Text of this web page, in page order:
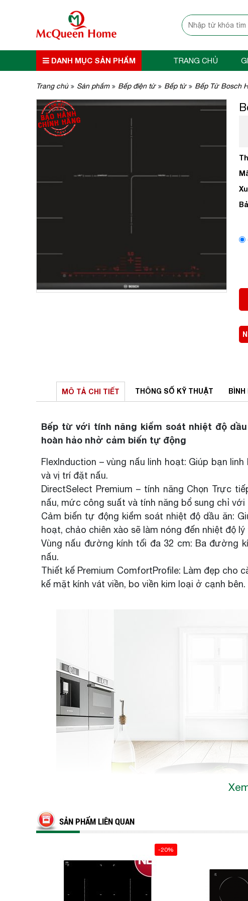
DANH MỤC SẢN PHẨM TRANG CHỦ
Trang chủ Sản phẩm Bếp điện từ Bếp từ Bếp Từ Bosch
MÔ TẢ CHI TIẾT THÔNG SỐ KỸ THUẬT BÌNH
Bếp từ với tính năng kiểm soát nhiệt độ
hoàn hảo nhờ cảm biến tự động
FlexInduction – vùng nấu linh hoạt: Giúp bạn
và vị trí đặt nấu.
DirectSelect Premium – tính năng Chọn Trực
nấu, mức công suất và tính năng bổ sung chỉ
Cảm biến tự động kiểm soát nhiệt độ dầu ăn:
hoạt, chảo chiên xào sẽ làm nóng đến nhiệt độ
Vùng nấu đường kính tối đa 32 cm: Ba đường
nấu.
Thiết kế Premium ComfortProfile: Làm đẹp cho
kế mặt kính vát viền, bo viền kim loại ở cạnh bên.
SẢN PHẨM LIÊN QUAN
-20%